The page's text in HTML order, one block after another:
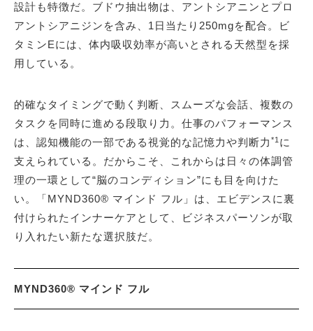
設計も特徴だ。ブドウ抽出物は、アントシアニンとプロ
アントシアニジンを含み、1日当たり250mgを配合。ビ
タミンEには、体内吸収効率が高いとされる天然型を採
用している。
的確なタイミングで動く判断、スムーズな会話、複数の
タスクを同時に進める段取り力。仕事のパフォーマンス
は、認知機能の一部である視覚的な記憶力や判断力 *1 に
支えられている。だからこそ、これからは日々の体調管
理の一環として“脳のコンディション”にも目を向けた
い。「MYND360® マインド フル」は、エビデンスに裏
付けられたインナーケアとして、ビジネスパーソンが取
り入れたい新たな選択肢だ。
MYND360® マインド フル